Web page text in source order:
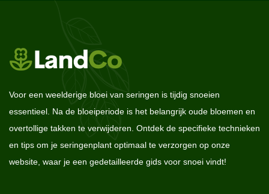
Voor een weelderige bloei van seringen is tijdig snoeien
essentieel. Na de bloeiperiode is het belangrijk oude bloemen en
overtollige takken te verwijderen. Ontdek de specifieke technieken
en tips om je seringenplant optimaal te verzorgen op onze
website, waar je een gedetailleerde gids voor snoei vindt!